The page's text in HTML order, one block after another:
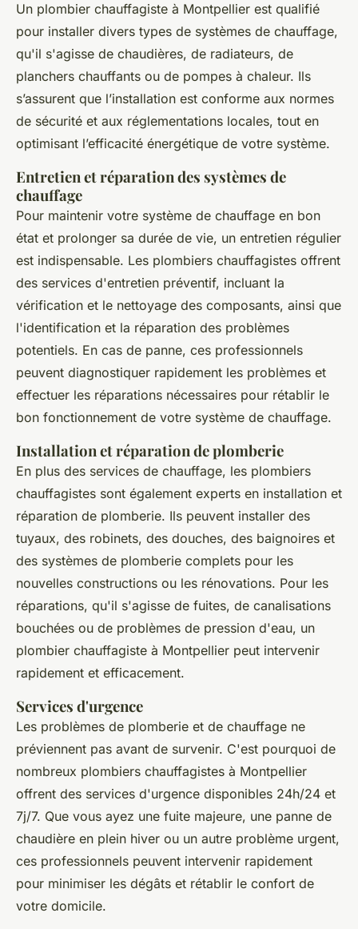
Un plombier chauffagiste à Montpellier est qualifié
pour installer divers types de systèmes de chauffage,
qu'il s'agisse de chaudières, de radiateurs, de
planchers chauffants ou de pompes à chaleur. Ils
s’assurent que l’installation est conforme aux normes
de sécurité et aux réglementations locales, tout en
optimisant l’efficacité énergétique de votre système.
Entretien et réparation des systèmes de
chauffage
Pour maintenir votre système de chauffage en bon
état et prolonger sa durée de vie, un entretien régulier
est indispensable. Les plombiers chauffagistes offrent
des services d'entretien préventif, incluant la
vérification et le nettoyage des composants, ainsi que
l'identification et la réparation des problèmes
potentiels. En cas de panne, ces professionnels
peuvent diagnostiquer rapidement les problèmes et
effectuer les réparations nécessaires pour rétablir le
bon fonctionnement de votre système de chauffage.
Installation et réparation de plomberie
En plus des services de chauffage, les plombiers
chauffagistes sont également experts en installation et
réparation de plomberie. Ils peuvent installer des
tuyaux, des robinets, des douches, des baignoires et
des systèmes de plomberie complets pour les
nouvelles constructions ou les rénovations. Pour les
réparations, qu'il s'agisse de fuites, de canalisations
bouchées ou de problèmes de pression d'eau, un
plombier chauffagiste à Montpellier peut intervenir
rapidement et efficacement.
Services d'urgence
Les problèmes de plomberie et de chauffage ne
préviennent pas avant de survenir. C'est pourquoi de
nombreux plombiers chauffagistes à Montpellier
offrent des services d'urgence disponibles 24h/24 et
7j/7. Que vous ayez une fuite majeure, une panne de
chaudière en plein hiver ou un autre problème urgent,
ces professionnels peuvent intervenir rapidement
pour minimiser les dégâts et rétablir le confort de
votre domicile.